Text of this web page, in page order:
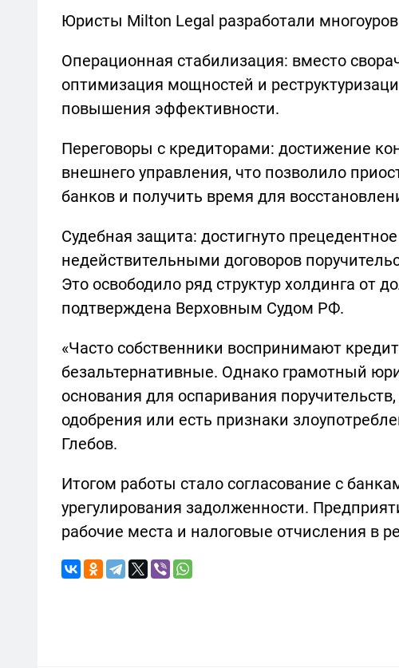
Юристы Milton Legal разработали
Операционная стабилизация: вместо
оптимизация мощностей и
повышения эффективности.
Переговоры с кредиторами: достижение
внешнего управления, что позволило
банков и получить время для
Судебная защита: достигнуто
недействительными договоров
Это освободило ряд структур холдинга от
подтверждена Верховным Судом РФ.
«Часто собственники воспринимают
безальтернативные. Однако грамотный
основания для оспаривания
одобрения или есть признаки
Глебов.
Итогом работы стало согласование с
урегулирования задолженности.
рабочие места и налоговые отчисления в